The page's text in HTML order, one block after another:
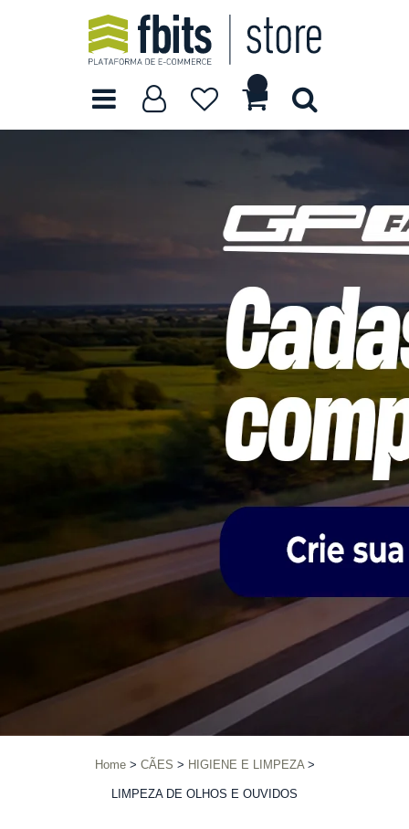
Home CÃES HIGIENE E LIMPEZA
LIMPEZA DE OLHOS E OUVIDOS